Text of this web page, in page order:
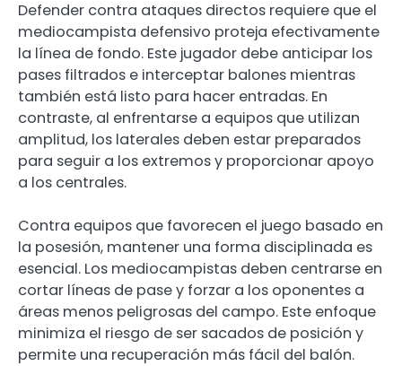
Defender contra ataques directos requiere que el
mediocampista defensivo proteja efectivamente
la línea de fondo. Este jugador debe anticipar los
pases filtrados e interceptar balones mientras
también está listo para hacer entradas. En
contraste, al enfrentarse a equipos que utilizan
amplitud, los laterales deben estar preparados
para seguir a los extremos y proporcionar apoyo
a los centrales.
Contra equipos que favorecen el juego basado en
la posesión, mantener una forma disciplinada es
esencial. Los mediocampistas deben centrarse en
cortar líneas de pase y forzar a los oponentes a
áreas menos peligrosas del campo. Este enfoque
minimiza el riesgo de ser sacados de posición y
permite una recuperación más fácil del balón.